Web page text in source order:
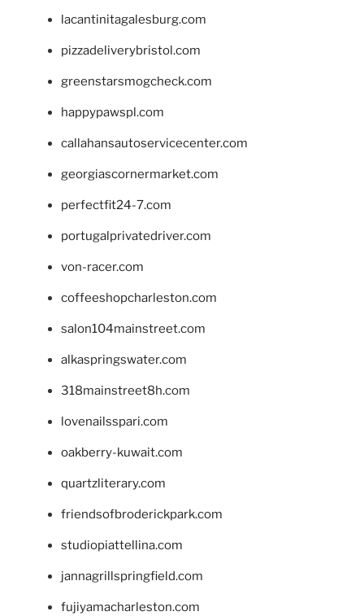
lacantinitagalesburg.com
pizzadeliverybristol.com
greenstarsmogcheck.com
happypawspl.com
callahansautoservicecenter.com
georgiascornermarket.com
perfectfit24-7.com
portugalprivatedriver.com
von-racer.com
coffeeshopcharleston.com
salon104mainstreet.com
alkaspringswater.com
318mainstreet8h.com
lovenailsspari.com
oakberry-kuwait.com
quartzliterary.com
friendsofbroderickpark.com
studiopiattellina.com
jannagrillspringfield.com
fujiyamacharleston.com